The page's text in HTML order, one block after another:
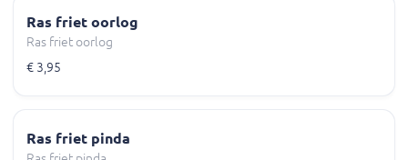
Ras friet oorlog
Ras friet oorlog
€ 3,95
Ras friet pinda